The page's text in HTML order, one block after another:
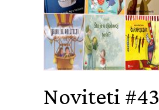
Noviteti #43